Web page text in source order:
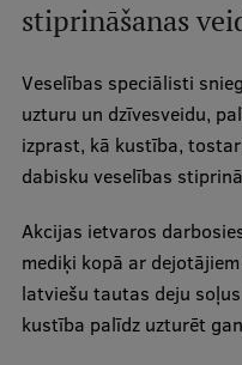
Atvērtā universitāte
Sagatavošanas kursi
Profesionālās
ESF kvalifikācijas
Kvalifikācijas
stiprināšanas
Veselības speciālisti
uzturu un dzīvesveidu,
izprast, kā kustība,
dabisku veselības
Akcijas ietvaros
mediķi kopā ar
latviešu tautas deju
kustība palīdz uzturēt